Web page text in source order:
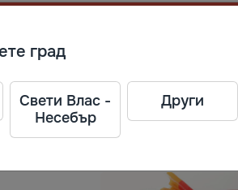
град
Свети Влас -
Несебър
Други